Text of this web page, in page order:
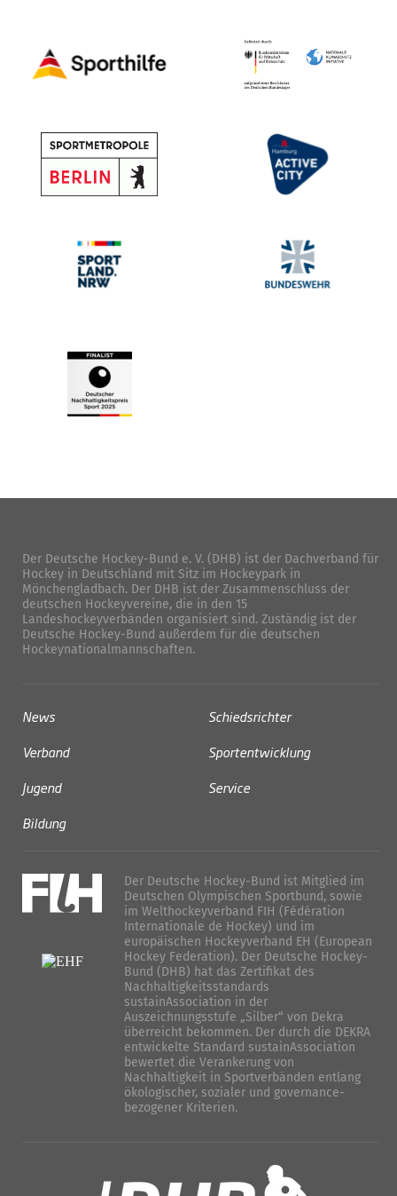
Der Deutsche Hockey-Bund e. V. (DHB) ist der Dachverband für
Hockey in Deutschland mit Sitz im Hockeypark in
Mönchengladbach. Der DHB ist der Zusammenschluss der
deutschen Hockeyvereine, die in den 15
Landeshockeyverbänden organisiert sind. Zuständig ist der
Deutsche Hockey-Bund außerdem für die deutschen
Hockeynationalmannschaften.
News
Verband
Jugend
Bildung
Schiedsrichter
Sportentwicklung
Service
Der Deutsche Hockey-Bund ist Mitglied im
Deutschen Olympischen Sportbund, sowie
im Welthockeyverband FIH (Fédération
Internationale de Hockey) und im
europäischen Hockeyverband EH (European
Hockey Federation). Der Deutsche Hockey-
Bund (DHB) hat das Zertifikat des
Nachhaltigkeitsstandards
sustainAssociation in der
Auszeichnungsstufe „Silber“ von Dekra
überreicht bekommen. Der durch die DEKRA
entwickelte Standard sustainAssociation
bewertet die Verankerung von
Nachhaltigkeit in Sportverbänden entlang
ökologischer, sozialer und governance-
bezogener Kriterien.